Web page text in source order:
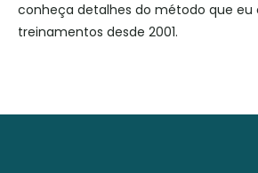
conheça detalhes do método que eu
treinamentos desde 2001.